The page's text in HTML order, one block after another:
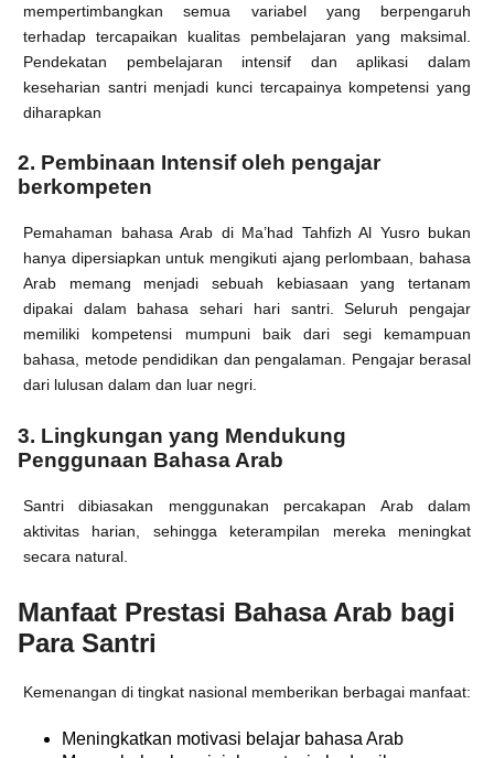
mempertimbangkan semua variabel yang berpengaruh
terhadap tercapaikan kualitas pembelajaran yang maksimal.
Pendekatan pembelajaran intensif dan aplikasi dalam
keseharian santri menjadi kunci tercapainya kompetensi yang
diharapkan
2. Pembinaan Intensif oleh pengajar
berkompeten
Pemahaman bahasa Arab di Ma’had Tahfizh Al Yusro bukan
hanya dipersiapkan untuk mengikuti ajang perlombaan, bahasa
Arab memang menjadi sebuah kebiasaan yang tertanam
dipakai dalam bahasa sehari hari santri. Seluruh pengajar
memiliki kompetensi mumpuni baik dari segi kemampuan
bahasa, metode pendidikan dan pengalaman. Pengajar berasal
dari lulusan dalam dan luar negri.
3. Lingkungan yang Mendukung
Penggunaan Bahasa Arab
Santri dibiasakan menggunakan percakapan Arab dalam
aktivitas harian, sehingga keterampilan mereka meningkat
secara natural.
Manfaat Prestasi Bahasa Arab bagi
Para Santri
Kemenangan di tingkat nasional memberikan berbagai manfaat:
Meningkatkan motivasi belajar bahasa Arab